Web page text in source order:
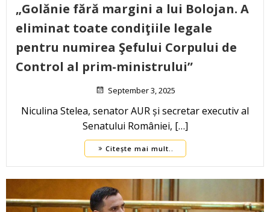
„Golănie fără margini a lui Bolojan. A
eliminat toate condiţiile legale
pentru numirea Şefului Corpului de
Control al prim-ministrului”
September 3, 2025
Niculina Stelea, senator AUR și secretar executiv al
Senatului României, […]
Citește mai mult..